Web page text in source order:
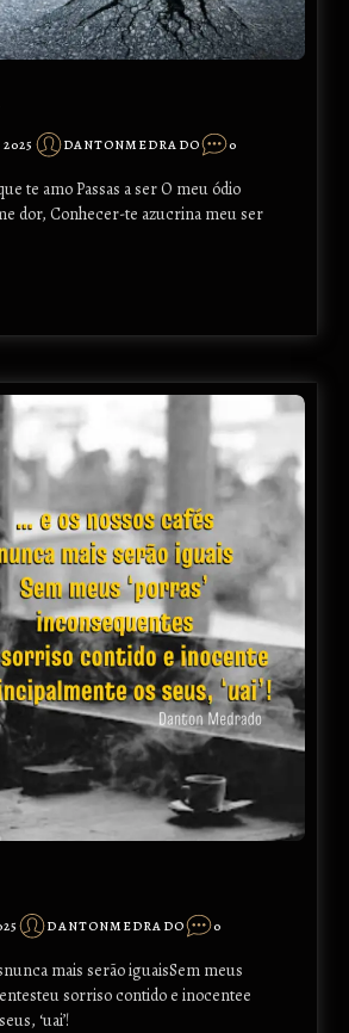
DANTONMEDRADO 0
te amo Passas a ser O meu ódio
dor, Conhecer-te azucrina meu ser
DANTONMEDRADO 0
mais serão iguaisSem meus
sorriso contido e inocentee
‘uai’!